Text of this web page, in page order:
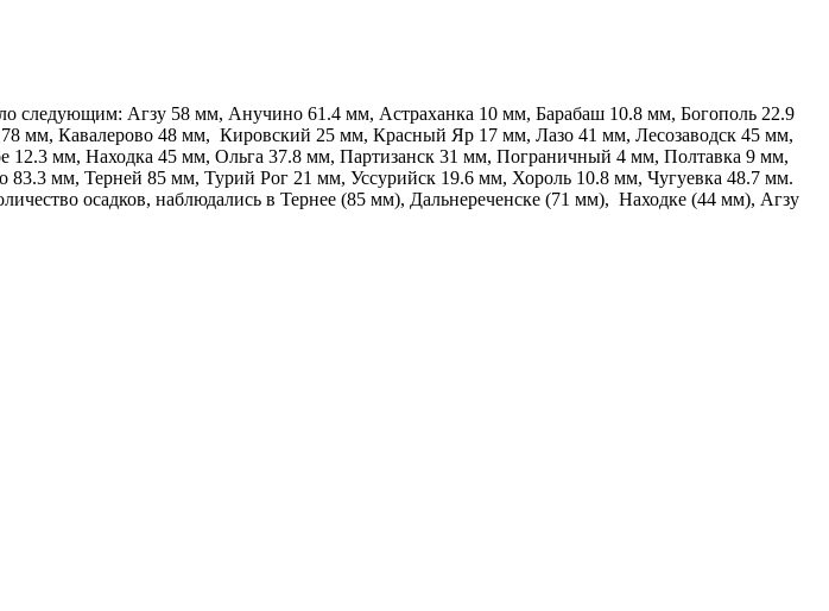
следующим: Агзу 58 мм, Анучино 61.4 мм, Астраханка 10 мм, Барабаш 10.8 мм, Богополь 22.9
мм, Кавалерово 48 мм, Кировский 25 мм, Красный Яр 17 мм, Лазо 41 мм, Лесозаводск 45 мм,
мм, Находка 45 мм, Ольга 37.8 мм, Партизанск 31 мм, Пограничный 4 мм, Полтавка 9 мм,
мм, Терней 85 мм, Турий Рог 21 мм, Уссурийск 19.6 мм, Хороль 10.8 мм, Чугуевка 48.7 мм.
осадков, наблюдались в Тернее (85 мм), Дальнереченске (71 мм), Находке (44 мм), Агзу